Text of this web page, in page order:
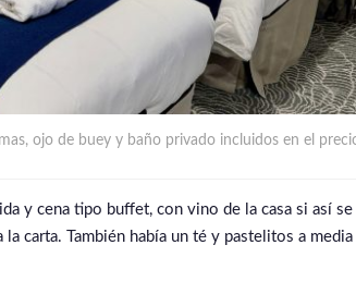
ojo de buey y baño privado incluidos en el
y cena tipo buffet, con vino de la casa si así
carta. También había un té y pastelitos a